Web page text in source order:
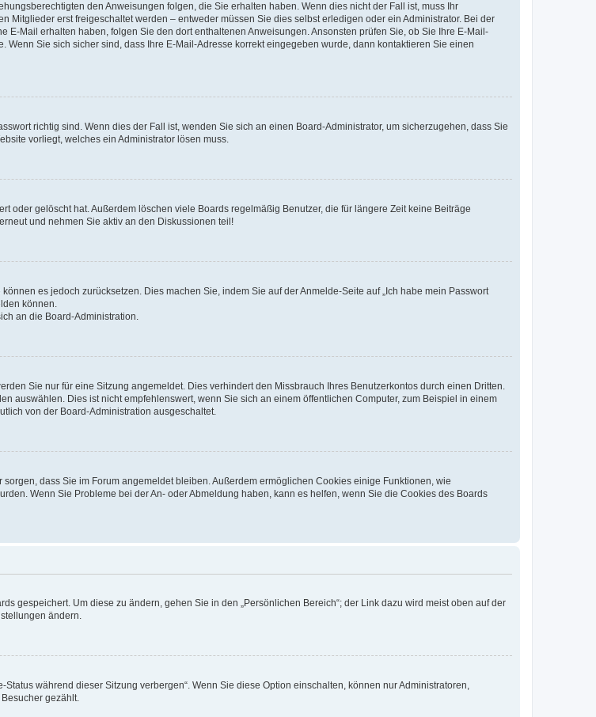
den Anweisungen folgen, die Sie erhalten haben. Wenn dies nicht der Fall ist, muss Ihr
Mitglieder erst freigeschaltet werden – entweder müssen Sie dies selbst erledigen oder ein Administrator. Bei der
Mail erhalten haben, folgen Sie den dort enthaltenen Anweisungen. Ansonsten prüfen Sie, ob Sie Ihre E-Mail-
Sie sich sicher sind, dass Ihre E-Mail-Adresse korrekt eingegeben wurde, dann kontaktieren Sie einen
richtig sind. Wenn dies der Fall ist, wenden Sie sich an einen Board-Administrator, um sicherzugehen, dass Sie
vorliegt, welches ein Administrator lösen muss.
oder gelöscht hat. Außerdem löschen viele Boards regelmäßig Benutzer, die für längere Zeit keine Beiträge
und nehmen Sie aktiv an den Diskussionen teil!
es jedoch zurücksetzen. Dies machen Sie, indem Sie auf der Anmelde-Seite auf „Ich habe mein Passwort
können.
an die Board-Administration.
Sie nur für eine Sitzung angemeldet. Dies verhindert den Missbrauch Ihres Benutzerkontos durch einen Dritten.
auswählen. Dies ist nicht empfehlenswert, wenn Sie sich an einem öffentlichen Computer, zum Beispiel in einem
von der Board-Administration ausgeschaltet.
dass Sie im Forum angemeldet bleiben. Außerdem ermöglichen Cookies einige Funktionen, wie
Wenn Sie Probleme bei der An- oder Abmeldung haben, kann es helfen, wenn Sie die Cookies des Boards
gespeichert. Um diese zu ändern, gehen Sie in den „Persönlichen Bereich“; der Link dazu wird meist oben auf der
ändern.
während dieser Sitzung verbergen“. Wenn Sie diese Option einschalten, können nur Administratoren,
gezählt.